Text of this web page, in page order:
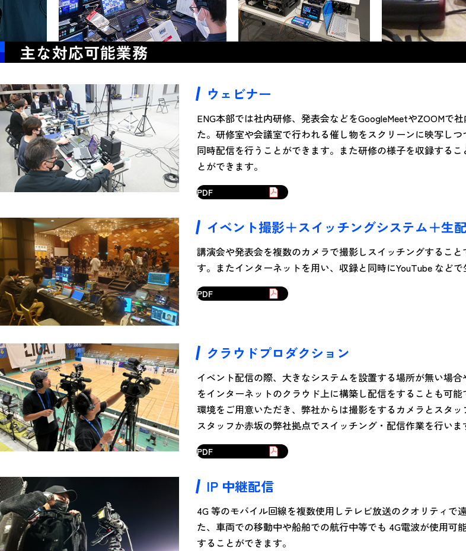
主な対応可能業務
ウェビナー
ENG本部では社内研修、発表会などをGoogleMeetやZOOMで
た。研修室や会議室で行われる催し物をスクリーンに映写し
同時配信を行うことができます。また研修の様子を収録する
とができます。
PDF
イベント撮影＋スイッチングシステム＋生
講演会や発表会を複数のカメラで撮影しスイッチングするこ
す。またインターネットを用い、収録と同時にYouTube などで
PDF
クラウドプロダクション
イベント配信の際、大きなシステムを設置する場所が無い場
をインターネットのクラウド上に構築し配信をすることも可
環境をご用意いただき、弊社からは撮影をするカメラとスタ
スタッフか赤坂の弊社拠点でスイッチング・配信作業を行いま
PDF
IP 中継配信
4G 等のモバイル回線を複数使用しテレビ放送のクオリティで
た、車両での移動中や船舶での航行中等でも 4G電波が使用可
することができます。